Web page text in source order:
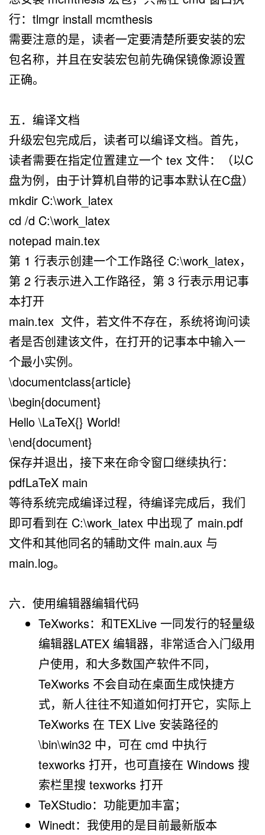
行： tlmgr install mcmthesis
需要注意的是，读者一定要清楚所要安装的宏
包名称，并且在安装宏包前先确保镜像源设置
正确。
五．编译文档
升级宏包完成后，读者可以编译文档。首先，
读者需要在指定位置建立一个 tex 文件：
（以C
盘为例，由于计算机自带的记事本默认在C盘）
mkdir C:\work_latex
cd /d C:\work_latex
notepad main.tex
第 1 行表示创建一个工作路径 C:\work_latex，
第 2 行表示进入工作路径，第 3 行表示用记事
本打开
main.tex 文件，若文件不存在，系统将询问读
者是否创建该文件，在打开的记事本中输入一
个最小实例。
\documentclass{article}
\begin{document}
Hello \LaTeX{} World!
\end{document}
保存并退出，接下来在命令窗口继续执行：
pdfLaTeX main
等待系统完成编译过程，待编译完成后，我们
即可看到在 C:\work_latex 中出现了 main.pdf
文件和其他同名的辅助文件 main.aux 与
main.log。
六．使用编辑器编辑代码
TeXworks：和TEXLive 一同发行的轻量级
编辑器LATEX 编辑器，非常适合入门级用
户使用，和大多数国产软件不同，
TeXworks 不会自动在桌面生成快捷方
式，新人往往不知道如何打开它，实际上
TeXworks 在 TEX Live 安装路径的
\bin\win32 中，可在 cmd 中执行
texworks 打开，也可直接在 Windows 搜
索栏里搜 texworks 打开
TeXStudio：功能更加丰富；
Winedt：我使用的是目前最新版本